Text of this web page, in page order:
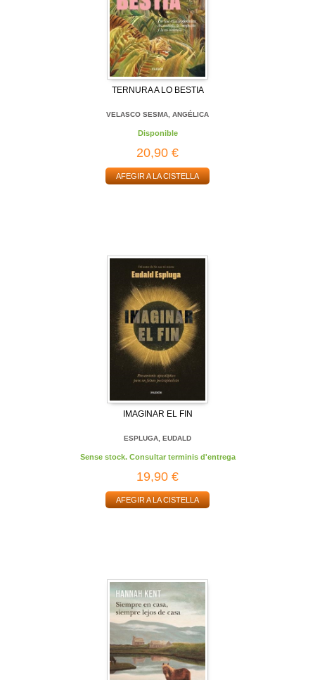
TERNURA A LO BESTIA
VELASCO SESMA, ANGÉLICA
Disponible
20,90 €
AFEGIR A LA CISTELLA
IMAGINAR EL FIN
ESPLUGA, EUDALD
Sense stock. Consultar terminis d'entrega
19,90 €
AFEGIR A LA CISTELLA